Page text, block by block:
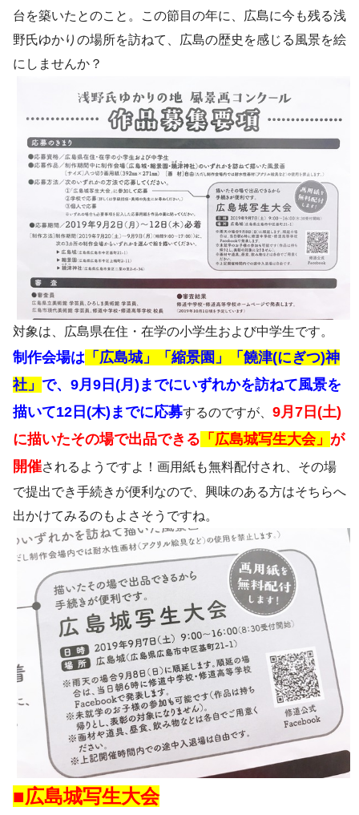
台を築いたとのこと。この節目の年に、広島に今も残る浅
野氏ゆかりの場所を訪ねて、広島の歴史を感じる風景を絵
にしませんか？
対象は、広島県在住・在学の小学生および中学生です。
制作会場は 「広島城」「縮景園」「饒津(にぎつ)神
社」 で、9月9日(月)までにいずれかを訪ねて風景を
描いて12日(木)までに応募するのですが、 9月7日(土)
に描いたその場で出品できる 「広島城写生大会」 が
開催されるようですよ！画用紙も無料配付され、その場
で提出でき手続きが便利なので、興味のある方はそちらへ
出かけてみるのもよさそうですね。
■広島城写生大会